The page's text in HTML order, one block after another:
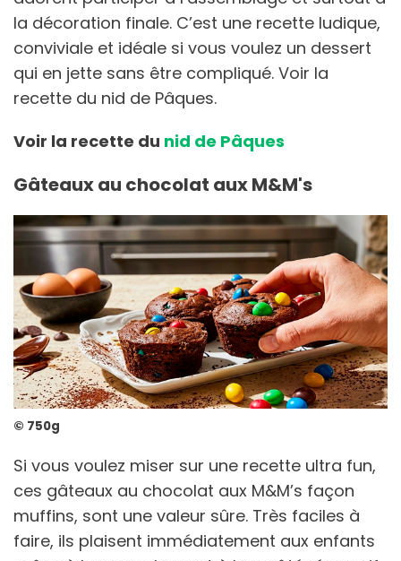
la décoration finale. C’est une recette ludique,
conviviale et idéale si vous voulez un dessert
qui en jette sans être compliqué. Voir la
recette du nid de Pâques.
Voir la recette du nid de Pâques
Gâteaux au chocolat aux M&M's
© 750g
Si vous voulez miser sur une recette ultra fun,
ces gâteaux au chocolat aux M&M’s façon
muffins, sont une valeur sûre. Très faciles à
faire, ils plaisent immédiatement aux enfants